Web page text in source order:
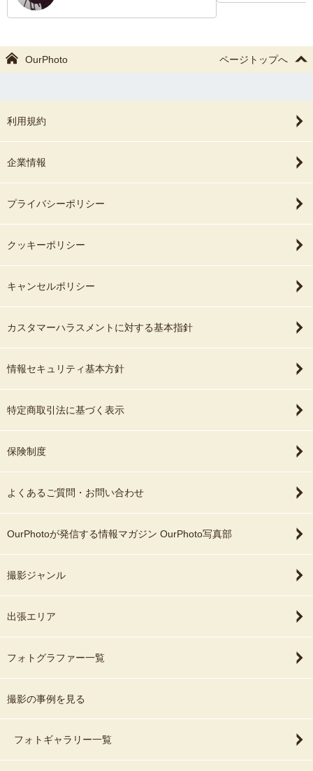
OurPhoto ページトップへ
利用規約
企業情報
プライバシーポリシー
クッキーポリシー
キャンセルポリシー
カスタマーハラスメントに対する基本指針
情報セキュリティ基本方針
特定商取引法に基づく表示
保険制度
よくあるご質問・お問い合わせ
OurPhotoが発信する情報マガジン OurPhoto写真部
撮影ジャンル
出張エリア
フォトグラファー一覧
撮影の事例を見る
フォトギャラリー一覧